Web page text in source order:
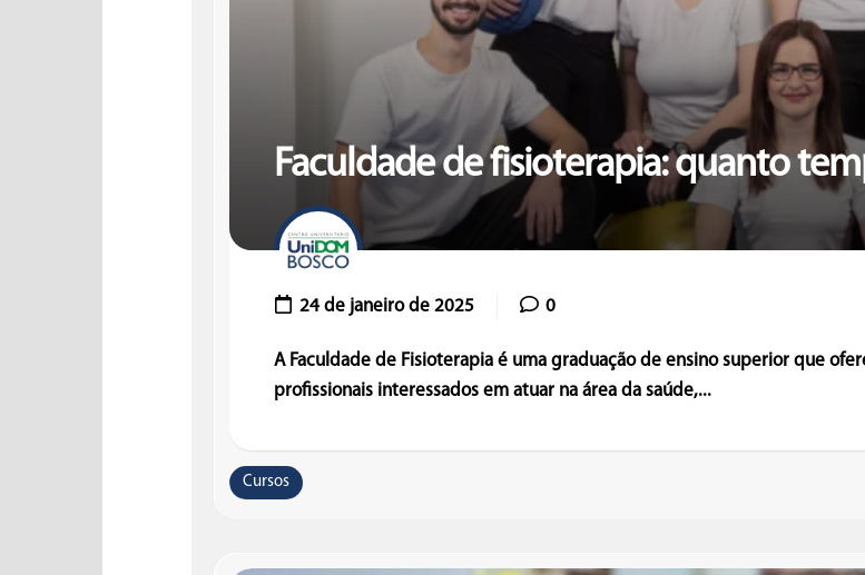
Faculdade de fisioterapia: quanto
24 de janeiro de 2025 0
A Faculdade de Fisioterapia é uma graduação de ensino superior que
profissionais interessados em atuar na área da saúde,...
Cursos